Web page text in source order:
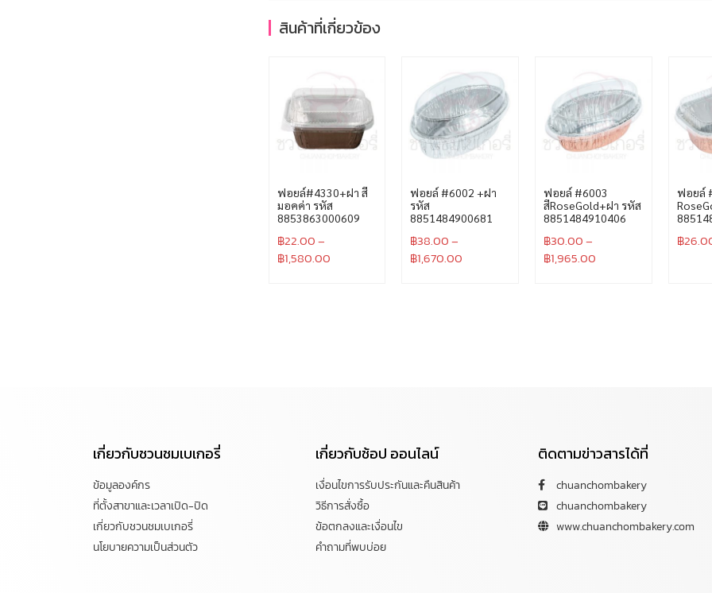
สินค้าที่เกี่ยวข้อง
ฟอยล์#4330+ฝา สี
มอคค่า รหัส
8853863000609
฿22.00–
฿1,580.00
ฟอยล์ #6002 +ฝา
รหัส
8851484900681
฿38.00–
฿1,670.00
ฟอยล์ #6003
สีRoseGold+ฝา รหัส
8851484910406
฿30.00–
฿1,965.00
ฟอยล์
฿
เกี่ยวกับชวนชมเบเกอรี่
ข้อมูลองค์กร
ที่ตั้งสาขาและเวลาเปิด-ปิด
เกี่ยวกับชวนชมเบเกอรี่
นโยบายความเป็นส่วนตัว
เกี่ยวกับช้อป ออนไลน์
เงื่อนไขการรับประกันและคืนสินค้า
วิธีการสั่งซื้อ
ข้อตกลงและเงื่อนไข
คำถามที่พบบ่อย
ติดตามข่าวสารได้ที่
chuanchombakery
chuanchombakery
www.chuanchombakery.com